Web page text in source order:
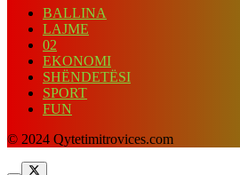
BALLINA
LAJME
02
EKONOMI
SHËNDETËSI
SPORT
FUN
© 2024 Qytetimitrovices.com